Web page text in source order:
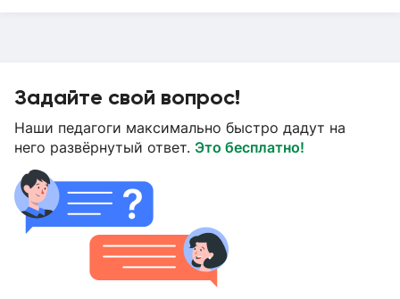
Задайте свой вопрос!
Наши педагоги максимально быстро дадут на
него развёрнутый ответ. Это бесплатно!